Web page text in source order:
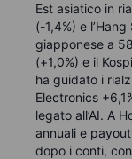
Est asiatico in
(-1,4%) e
giapponese a
(+1,0%) e il
ha guidato i
Electronics
legato all’AI. A
annuali e
dopo i conti,